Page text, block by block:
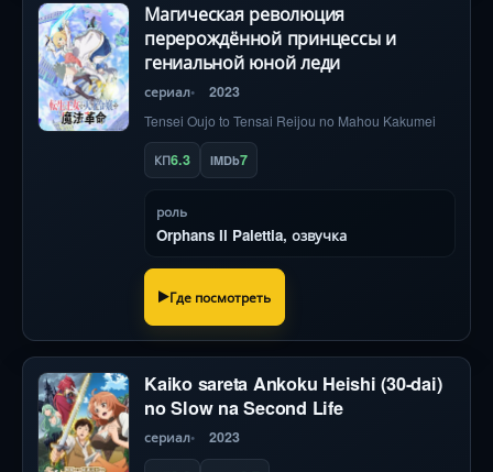
Магическая революция
перерождённой принцессы и
гениальной юной леди
сериал 2023
Tensei Oujo to Tensai Reijou no Mahou Kakumei
КП6.3 IMDb7
роль
Orphans Il Palettia, озвучка
Где посмотреть
Kaiko sareta Ankoku Heishi (30-dai)
no Slow na Second Life
сериал 2023